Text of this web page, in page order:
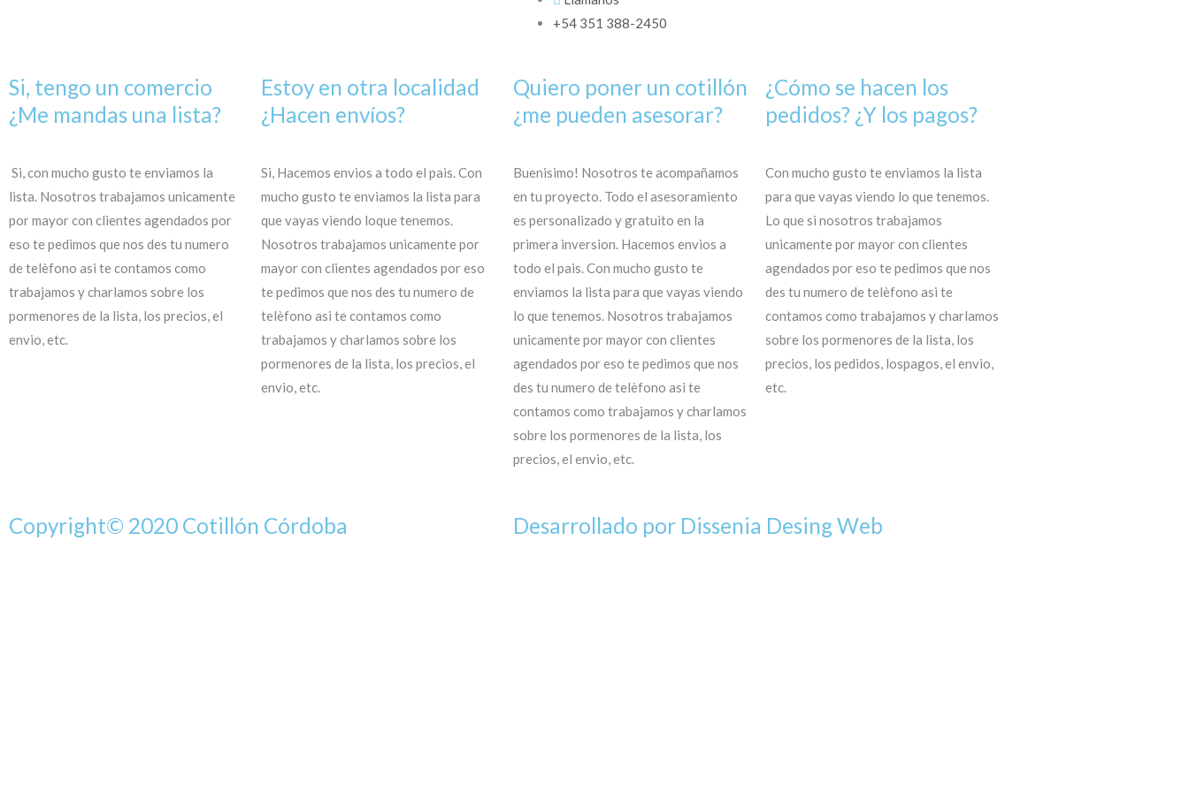
+54 351 388-2450
Si, tengo un comercio
¿Me mandas una lista?
Si, con mucho gusto te enviamos la
lista. Nosotros trabajamos unicamente
por mayor con clientes agendados por
eso te pedimos que nos des tu numero
de telèfono asi te contamos como
trabajamos y charlamos sobre los
pormenores de la lista, los precios, el
envio, etc.
Estoy en otra localidad
¿Hacen envíos?
Si, Hacemos envios a todo el pais. Con
mucho gusto te enviamos la lista para
que vayas viendo loque tenemos.
Nosotros trabajamos unicamente por
mayor con clientes agendados por eso
te pedimos que nos des tu numero de
telèfono asi te contamos como
trabajamos y charlamos sobre los
pormenores de la lista, los precios, el
envio, etc.
Quiero poner un cotillón
¿me pueden asesorar?
Buenisimo! Nosotros te acompañamos
en tu proyecto. Todo el asesoramiento
es personalizado y gratuito en la
primera inversion. Hacemos envios a
todo el pais. Con mucho gusto te
enviamos la lista para que vayas viendo
lo que tenemos. Nosotros trabajamos
unicamente por mayor con clientes
agendados por eso te pedimos que nos
des tu numero de telèfono asi te
contamos como trabajamos y charlamos
sobre los pormenores de la lista, los
precios, el envio, etc.
¿Cómo se hacen los
pedidos? ¿Y los pagos?
Con mucho gusto te enviamos la lista
para que vayas viendo lo que tenemos.
Lo que si nosotros trabajamos
unicamente por mayor con clientes
agendados por eso te pedimos que nos
des tu numero de telèfono asi te
contamos como trabajamos y charlamos
sobre los pormenores de la lista, los
precios, los pedidos, lospagos, el envio,
etc.
Copyright© 2020 Cotillón Córdoba Desarrollado por Dissenia Desing Web